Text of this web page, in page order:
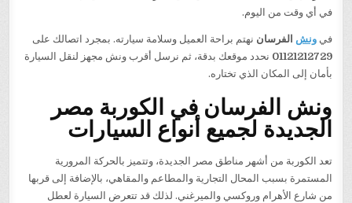
في أي وقت من اليوم.
فيونش الفرسان نهتم براحة العميل وسلامة سيارته. بمجرد اتصالك على
01121212729 نحدد موقعك بدقة، ثم نرسل أقرب ونش مجهز لنقل السيارة
بأمان إلى المكان الذي تختاره.
ونش الفرسان في الكوربة مصر
الجديدة لجميع أنواع السيارات
تعد الكوربة من أشهر مناطق مصر الجديدة، وتتميز بالحركة المرورية
المستمرة بسبب المحال التجارية والمطاعم والمقاهي، بالإضافة إلى قربها
من شارع الأهرام وروكسي والميرغني. لذلك قد تتعرض السيارة لعطل